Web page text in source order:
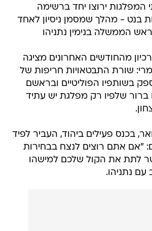
המפלגות ירוצו יחד ברשימה
בנט - מהלך שמסמן ניסיון לאחד
הממשלה בנימין נתניהו
מהחודשים האחרונים מציגה
שורת התבטאויות חריפות של
בשותפיו הפוליטיים ובראשם
ברור שלפיו רק מפלגת יש עתיד
בפברואר, בכנס פעילים ביהוד, העביר לפיד
"אם אתם רוצים לנצח בבחירות
לתת את הקול שלכם למישהו
נתניהו.